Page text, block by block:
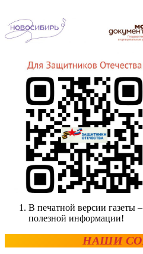
В печатной версии газеты
полезной информации!
НАШИ